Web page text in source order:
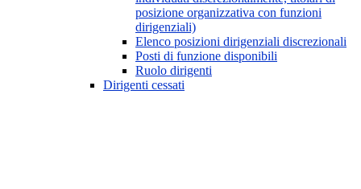
posizione organizzativa con funzioni
dirigenziali)
Elenco posizioni dirigenziali discrezionali
Posti di funzione disponibili
Ruolo dirigenti
Dirigenti cessati